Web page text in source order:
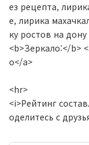
ез рецепта,
е, лирика
ку ростов на дону
<b>Зеркало:</b>
o</a>
<hr>
<i>Рейтинг
оделитесь с